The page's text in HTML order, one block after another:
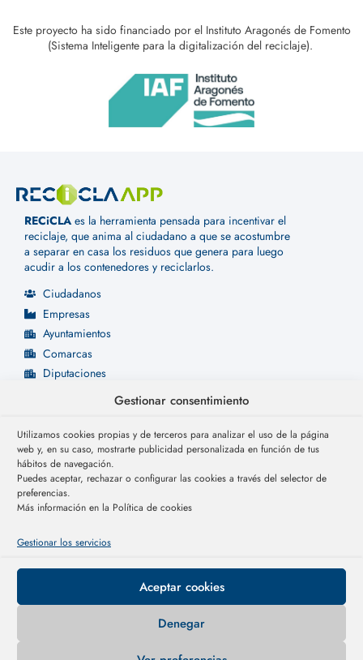
Gestionar consentimiento
Utilizamos cookies propias y de terceros para analizar el uso de la página
web y, en su caso, mostrarte publicidad personalizada en función de tus
hábitos de navegación.
Puedes aceptar, rechazar o configurar las cookies a través del selector de
preferencias.
Más información en la Política de cookies
Gestionar los servicios
Aceptar cookies
Denegar
Este proyecto ha sido financiado por el Instituto Aragonés de Fomento
(Sistema Inteligente para la digitalización del reciclaje).
RECiCLA es la herramienta pensada para incentivar el
reciclaje, que anima al ciudadano a que se acostumbre
a separar en casa los residuos que genera para luego
acudir a los contenedores y reciclarlos.
Ciudadanos
Empresas
Ayuntamientos
Comarcas
Diputaciones
Preguntas Frecuentes
Contacto
Política de privacidad
Condiciones de uso